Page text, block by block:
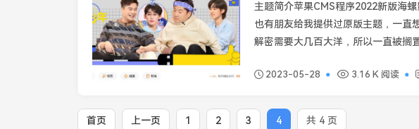
主题简介苹果CMS程序2022新版海
也有朋友给我提供过原版主题，一直
解密需要大几百大洋，所以一直被搁
2023-05-28 3.16 K 阅读
首页 上一页 1 2 3 4 共 4 页